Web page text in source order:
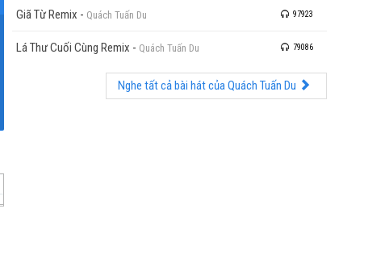
Giã Từ Remix - Quách Tuấn Du 97923
Lá Thư Cuối Cùng Remix - Quách Tuấn Du 79086
Nghe tất cả bài hát của Quách Tuấn Du